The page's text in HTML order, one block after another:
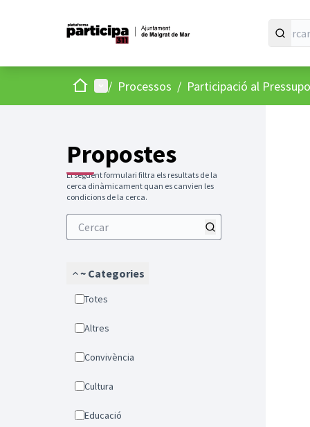
Inici Menú principal
/ Processos / Participació al
Propostes
El següent formulari filtra els resultats de la
cerca dinàmicament quan es canvien les
condicions de la cerca.
~ Categories
Totes
Altres
Convivència
Cultura
Educació